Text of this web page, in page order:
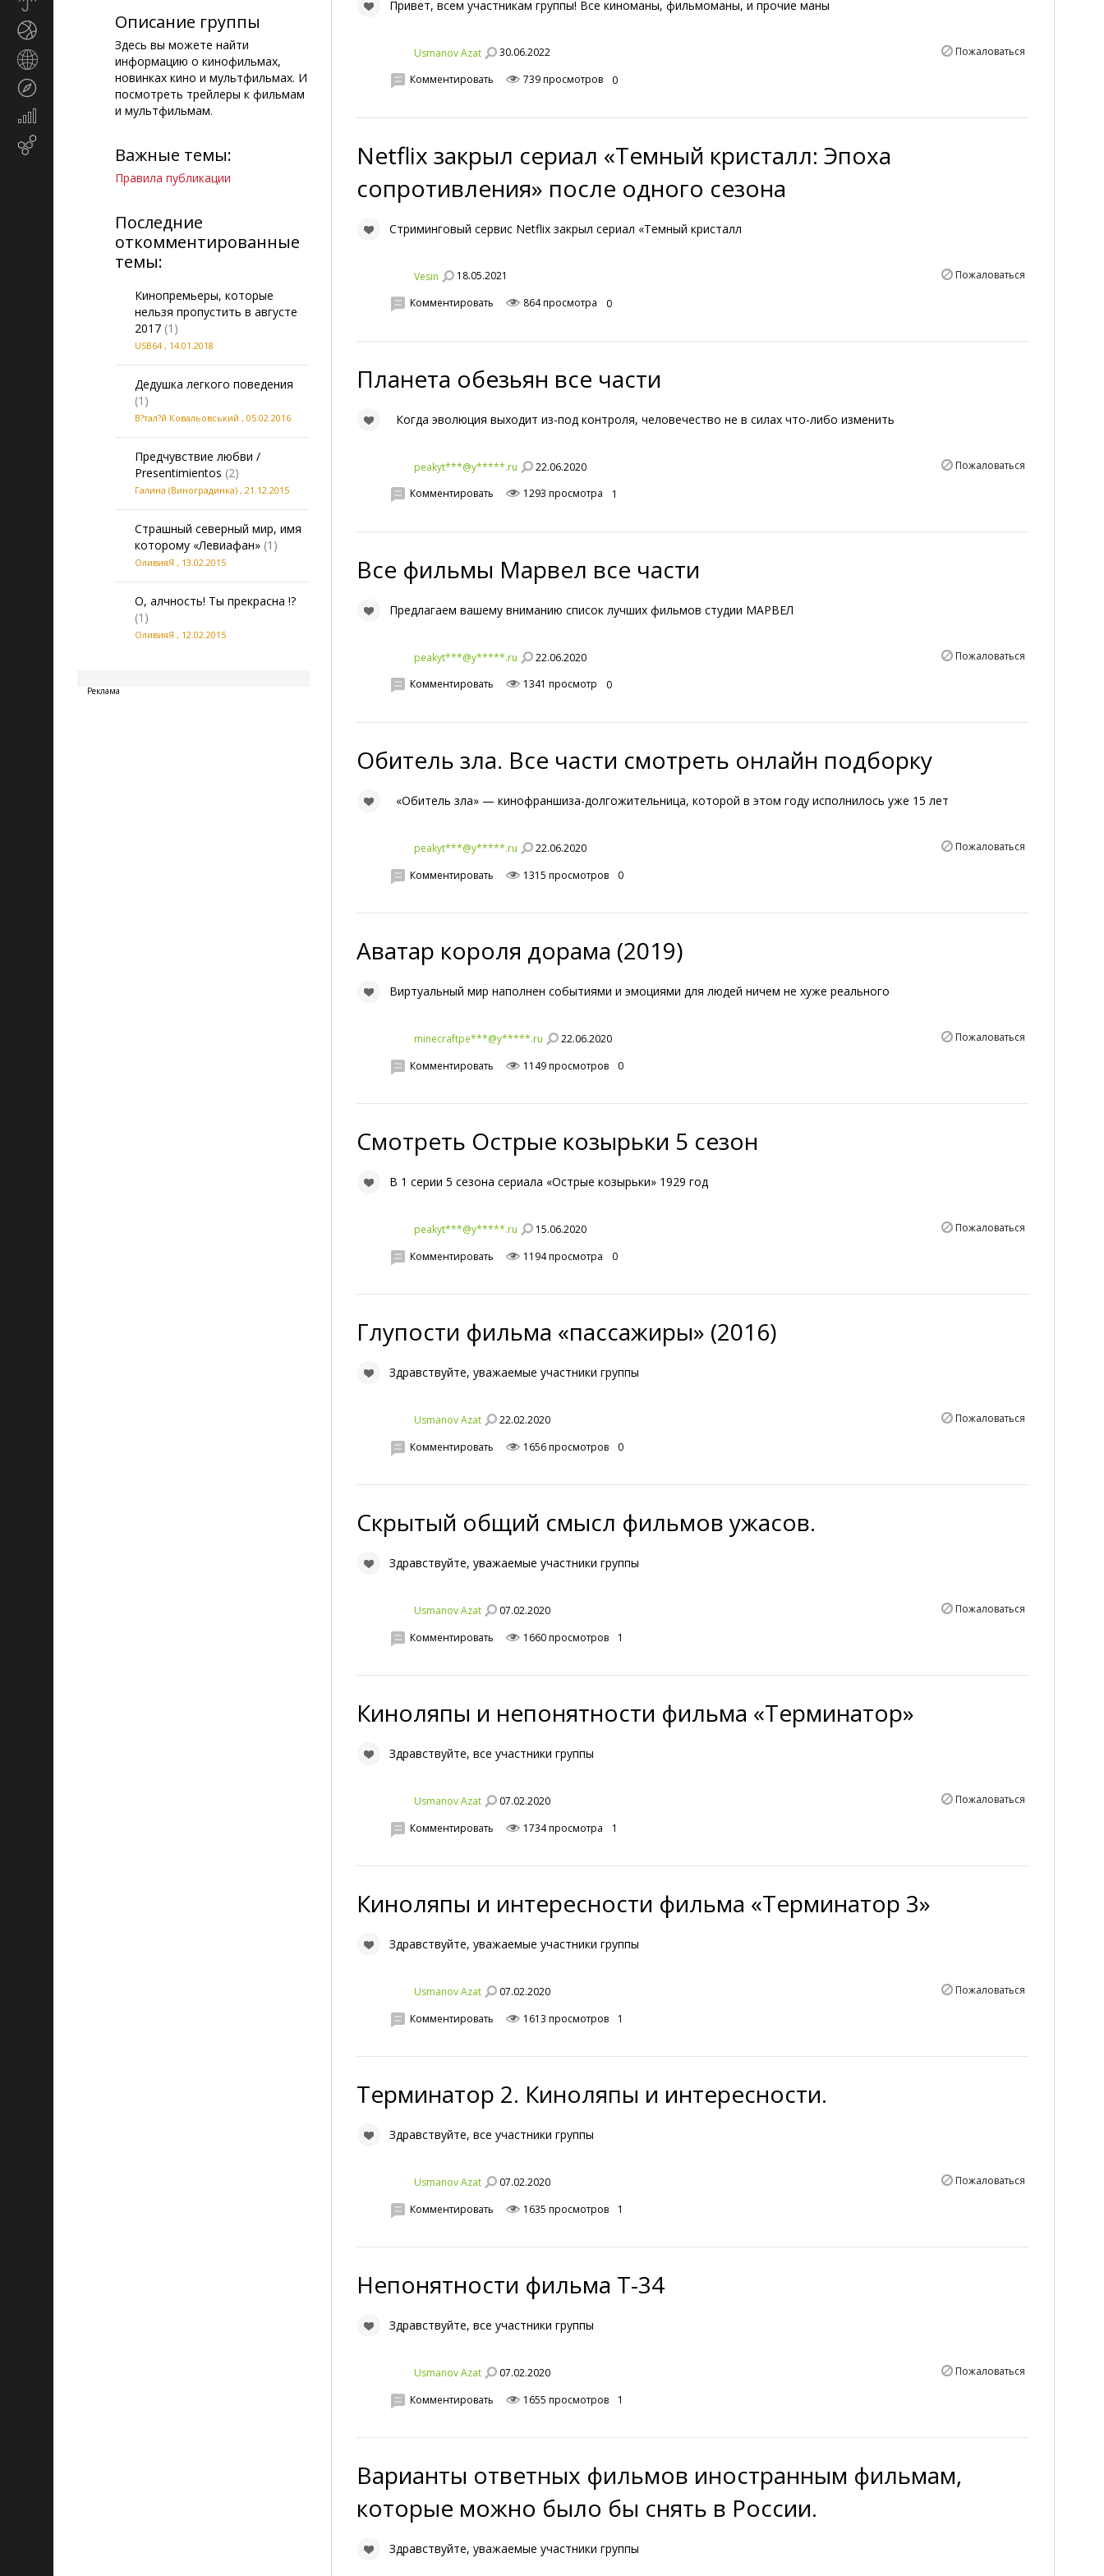
Экономика
маркетинг
Описание группы
Здесь вы можете найти
информацию о кинофильмах,
новинках кино и мультфильмах. И
посмотреть трейлеры к фильмам
и мультфильмам.
Важные темы:
Правила публикации
Последние
откомментированные
темы:
Кинопремьеры, которые
нельзя пропустить в августе
2017 (1)
USB64, 14.01.2018
Дедушка легкого поведения
(1)
В?тал?й Ковальовський , 05.02.2016
Предчувствие любви /
Presentimientos (2)
Галина (Виноградинка) , 21.12.2015
Страшный северный мир, имя
которому «Левиафан» (1)
ОливияЯ , 13.02.2015
О, алчность! Ты прекрасна !?
(1)
ОливияЯ , 12.02.2015
Реклама
Привет, всем участникам группы! Все киноманы, фильмоманы, и прочие маны
Usmanov Azat 30.06.2022 Пожаловаться
Комментировать 739 просмотров 0
Netflix закрыл сериал «Темный кристалл: Эпоха
сопротивления» после одного сезона
Стриминговый сервис Netflix закрыл сериал «Темный кристалл
Vesin 18.05.2021 Пожаловаться
Комментировать 864 просмотра 0
Планета обезьян все части
Когда эволюция выходит из-под контроля, человечество не в силах что-либо изменить
peakyt***@y*****.ru 22.06.2020 Пожаловаться
Комментировать 1293 просмотра 1
Все фильмы Марвел все части
Предлагаем вашему вниманию список лучших фильмов студии МАРВЕЛ
peakyt***@y*****.ru 22.06.2020 Пожаловаться
Комментировать 1341 просмотр 0
Обитель зла. Все части смотреть онлайн подборку
«Обитель зла» — кинофраншиза-долгожительница, которой в этом году исполнилось уже 15 лет
peakyt***@y*****.ru 22.06.2020 Пожаловаться
Комментировать 1315 просмотров 0
Аватар короля дорама (2019)
Виртуальный мир наполнен событиями и эмоциями для людей ничем не хуже реального
minecraftpe***@y*****.ru 22.06.2020 Пожаловаться
Комментировать 1149 просмотров 0
Смотреть Острые козырьки 5 сезон
В 1 серии 5 сезона сериала «Острые козырьки» 1929 год
peakyt***@y*****.ru 15.06.2020 Пожаловаться
Комментировать 1194 просмотра 0
Глупости фильма «пассажиры» (2016)
Здравствуйте, уважаемые участники группы
Usmanov Azat 22.02.2020 Пожаловаться
Комментировать 1656 просмотров 0
Скрытый общий смысл фильмов ужасов.
Здравствуйте, уважаемые участники группы
Usmanov Azat 07.02.2020 Пожаловаться
Комментировать 1660 просмотров 1
Киноляпы и непонятности фильма «Терминатор»
Здравствуйте, все участники группы
Usmanov Azat 07.02.2020 Пожаловаться
Комментировать 1734 просмотра 1
Киноляпы и интересности фильма «Терминатор 3»
Здравствуйте, уважаемые участники группы
Usmanov Azat 07.02.2020 Пожаловаться
Комментировать 1613 просмотров 1
Терминатор 2. Киноляпы и интересности.
Здравствуйте, все участники группы
Usmanov Azat 07.02.2020 Пожаловаться
Комментировать 1635 просмотров 1
Непонятности фильма Т-34
Здравствуйте, все участники группы
Usmanov Azat 07.02.2020 Пожаловаться
Комментировать 1655 просмотров 1
Варианты ответных фильмов иностранным фильмам,
которые можно было бы снять в России.
Здравствуйте, уважаемые участники группы